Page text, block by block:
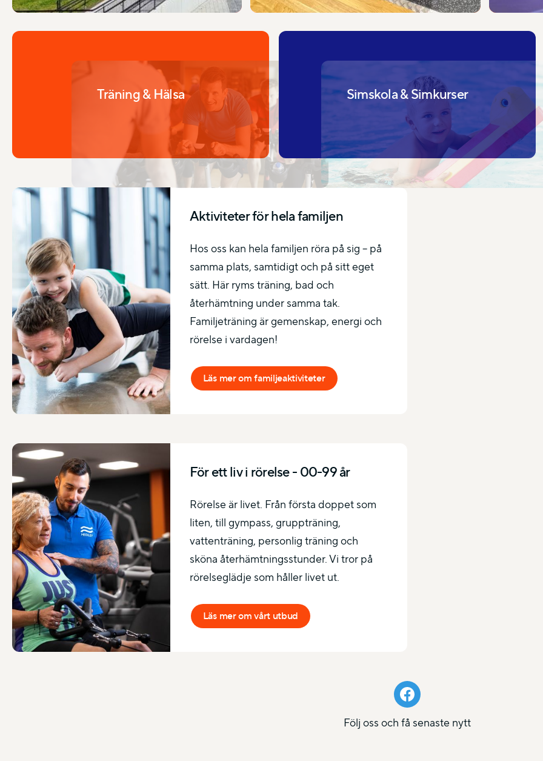
Träning & Hälsa Simskola & Simkurser
Aktiviteter för hela familjen
Hos oss kan hela familjen röra på sig – på
samma plats, samtidigt och på sitt eget
sätt. Här ryms träning, bad och
återhämtning under samma tak.
Familjeträning är gemenskap, energi och
rörelse i vardagen!
Läs mer om familjeaktiviteter
För ett liv i rörelse - 00-99 år
Rörelse är livet. Från första doppet som
liten, till gympass, gruppträning,
vattenträning, personlig träning och
sköna återhämtningsstunder. Vi tror på
rörelseglädje som håller livet ut.
Läs mer om vårt utbud
Följ oss och få senaste nytt